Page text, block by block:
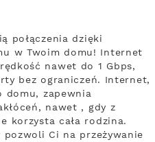
połączenia dzięki
w Twoim domu! Internet
nawet do 1 Gbps,
bez ograniczeń. Internet,
domu, zapewnia
nawet , gdy z
korzysta cała rodzina.
Ci na przeżywanie